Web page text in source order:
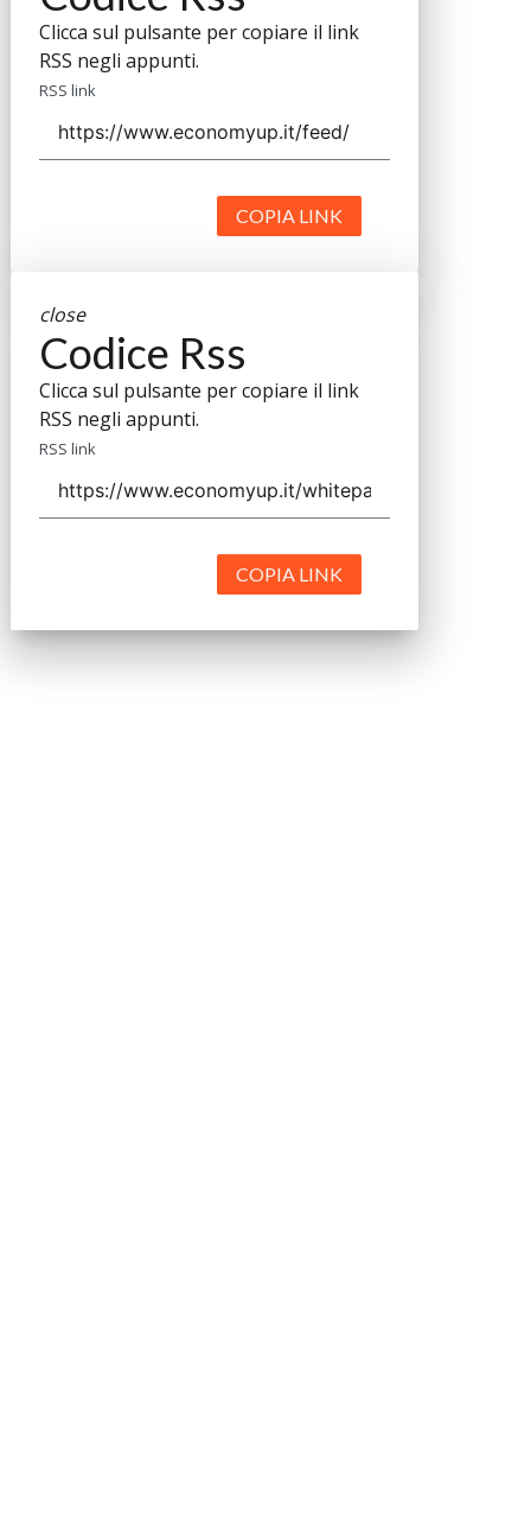
Clicca sul pulsante per copiare il link
RSS negli appunti.
RSS link
COPIA LINK
close
Codice Rss
Clicca sul pulsante per copiare il link
RSS negli appunti.
RSS link
COPIA LINK